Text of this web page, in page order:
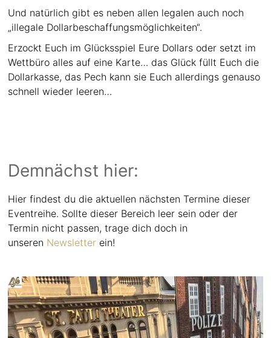
Und natürlich gibt es neben allen legalen auch noch
„illegale Dollarbeschaffungsmöglichkeiten“.
Erzockt Euch im Glücksspiel Eure Dollars oder setzt im
Wettbüro alles auf eine Karte… das Glück füllt Euch die
Dollarkasse, das Pech kann sie Euch allerdings genauso
schnell wieder leeren…
Demnächst hier:
Hier findest du die aktuellen nächsten Termine dieser
Eventreihe. Sollte dieser Bereich leer sein oder der
Termin nicht passen, trage dich doch in
unseren Newsletter ein!